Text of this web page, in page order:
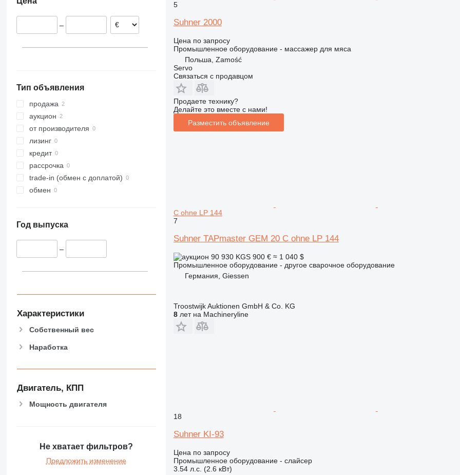
–
Тип объявления
продажа
аукцион
от производителя
лизинг
кредит
рассрочка
trade-in (обмен с доплатой)
обмен
Год выпуска
–
Характеристики
Собственный вес
Наработка
Двигатель, КПП
Мощность двигателя
Не хватает фильтров?
Предложить изменение
5
Suhner 2000
Цена по запросу
Промышленное оборудование - массажер для мяса
Польша, Zamość
Servo
Связаться с продавцом
Продаете технику?
Делайте это вместе с нами!
Разместить объявление
C ohne LP 144
7
Suhner TAPmaster GEM 20 C ohne LP 144
90 930 KGS 900 € ≈ 1 040 $
Промышленное оборудование - другое сварочное оборудование
Германия, Giessen
Troostwijk Auktionen GmbH & Co. KG
8лет на Machineryline
18
Suhner KI-93
Цена по запросу
Промышленное оборудование - слайсер
3.54 л.с. (2.6 кВт)